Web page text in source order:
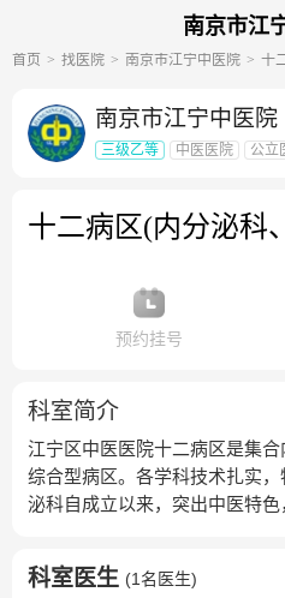
南京市江
首页 找医院 南京市江宁中医院 十
南京市江宁中医院
三级乙等 中医医院 公立
十二病区(内分泌科
预约挂号
科室简介
江宁区中医医院十二病区是集
综合型病区。各学科技术扎实
泌科自成立以来，突出中医特
治疗之外，还同时充分应用中医
科室医生 (1名医生)